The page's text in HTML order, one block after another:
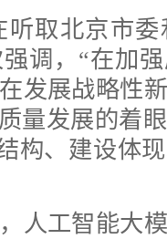
取北京市委
调，“在加
发展战略性
量发展的着
构、建设体
工智能大模